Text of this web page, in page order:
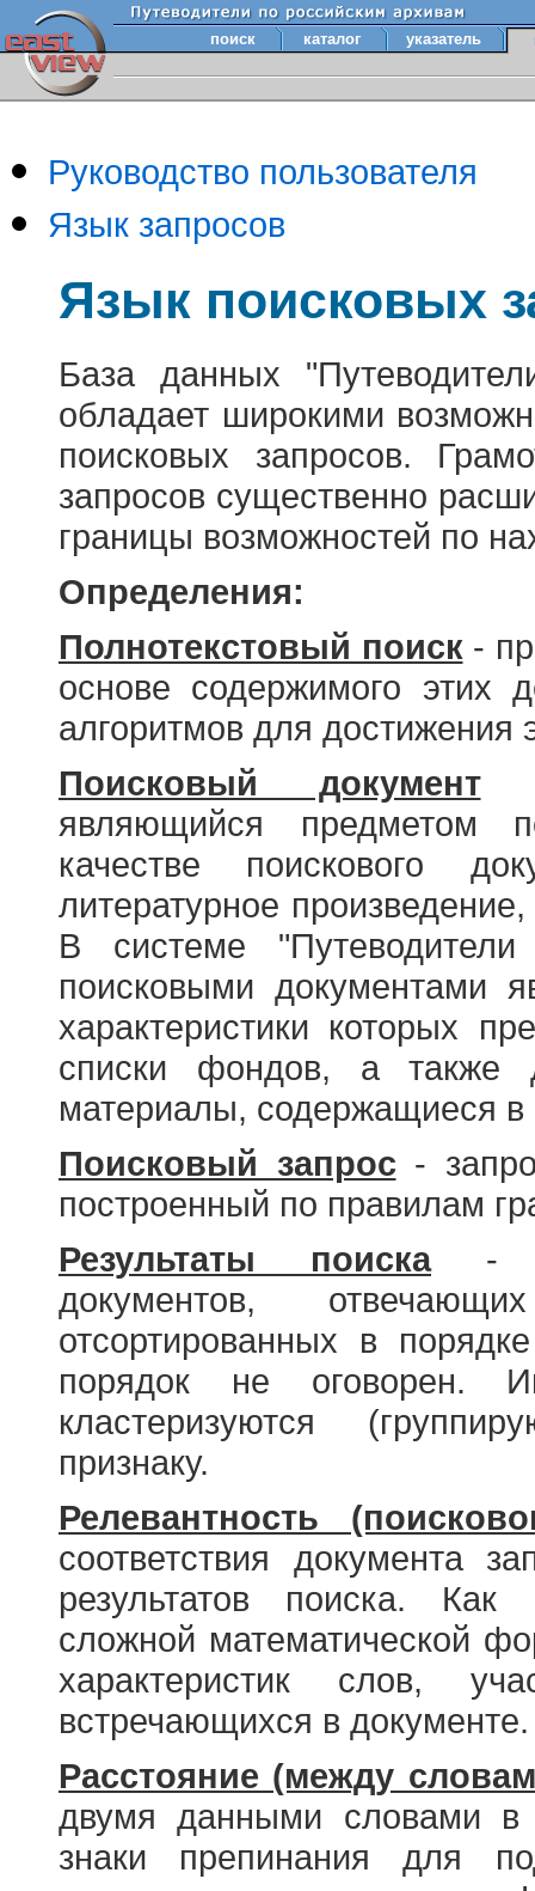
поиск каталог указатель
Руководство пользователя
Язык запросов
Язык поисковых
База данных
обладает широкими
поисковых запросов.
запросов существенно
границы возможностей по
Определения:
Полнотекстовый поиск-
основе содержимого этих
алгоритмов для достижения
Поисковый документ-
являющийся предметом
качестве поискового
литературное
В системе
поисковыми документами
характеристики которых
списки фондов, а также
материалы, содержащиеся в
Поисковый запрос-
построенный по правилам
Результаты поиска-
документов,
отсортированных в
порядок не оговорен.
кластеризуются
признаку.
Релевантность
соответствия документа
результатов поиска.
сложной математической
характеристик слов,
встречающихся в документе.
Расстояние (между
двумя данными словами в
знаки препинания для